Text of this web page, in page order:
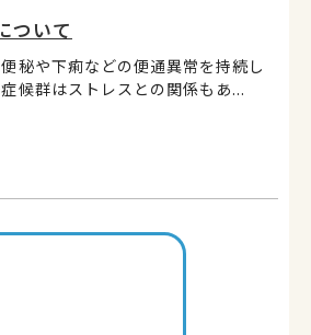
ついて
秘や下痢などの便通異常を持続し
候群はストレスとの関係もあ...